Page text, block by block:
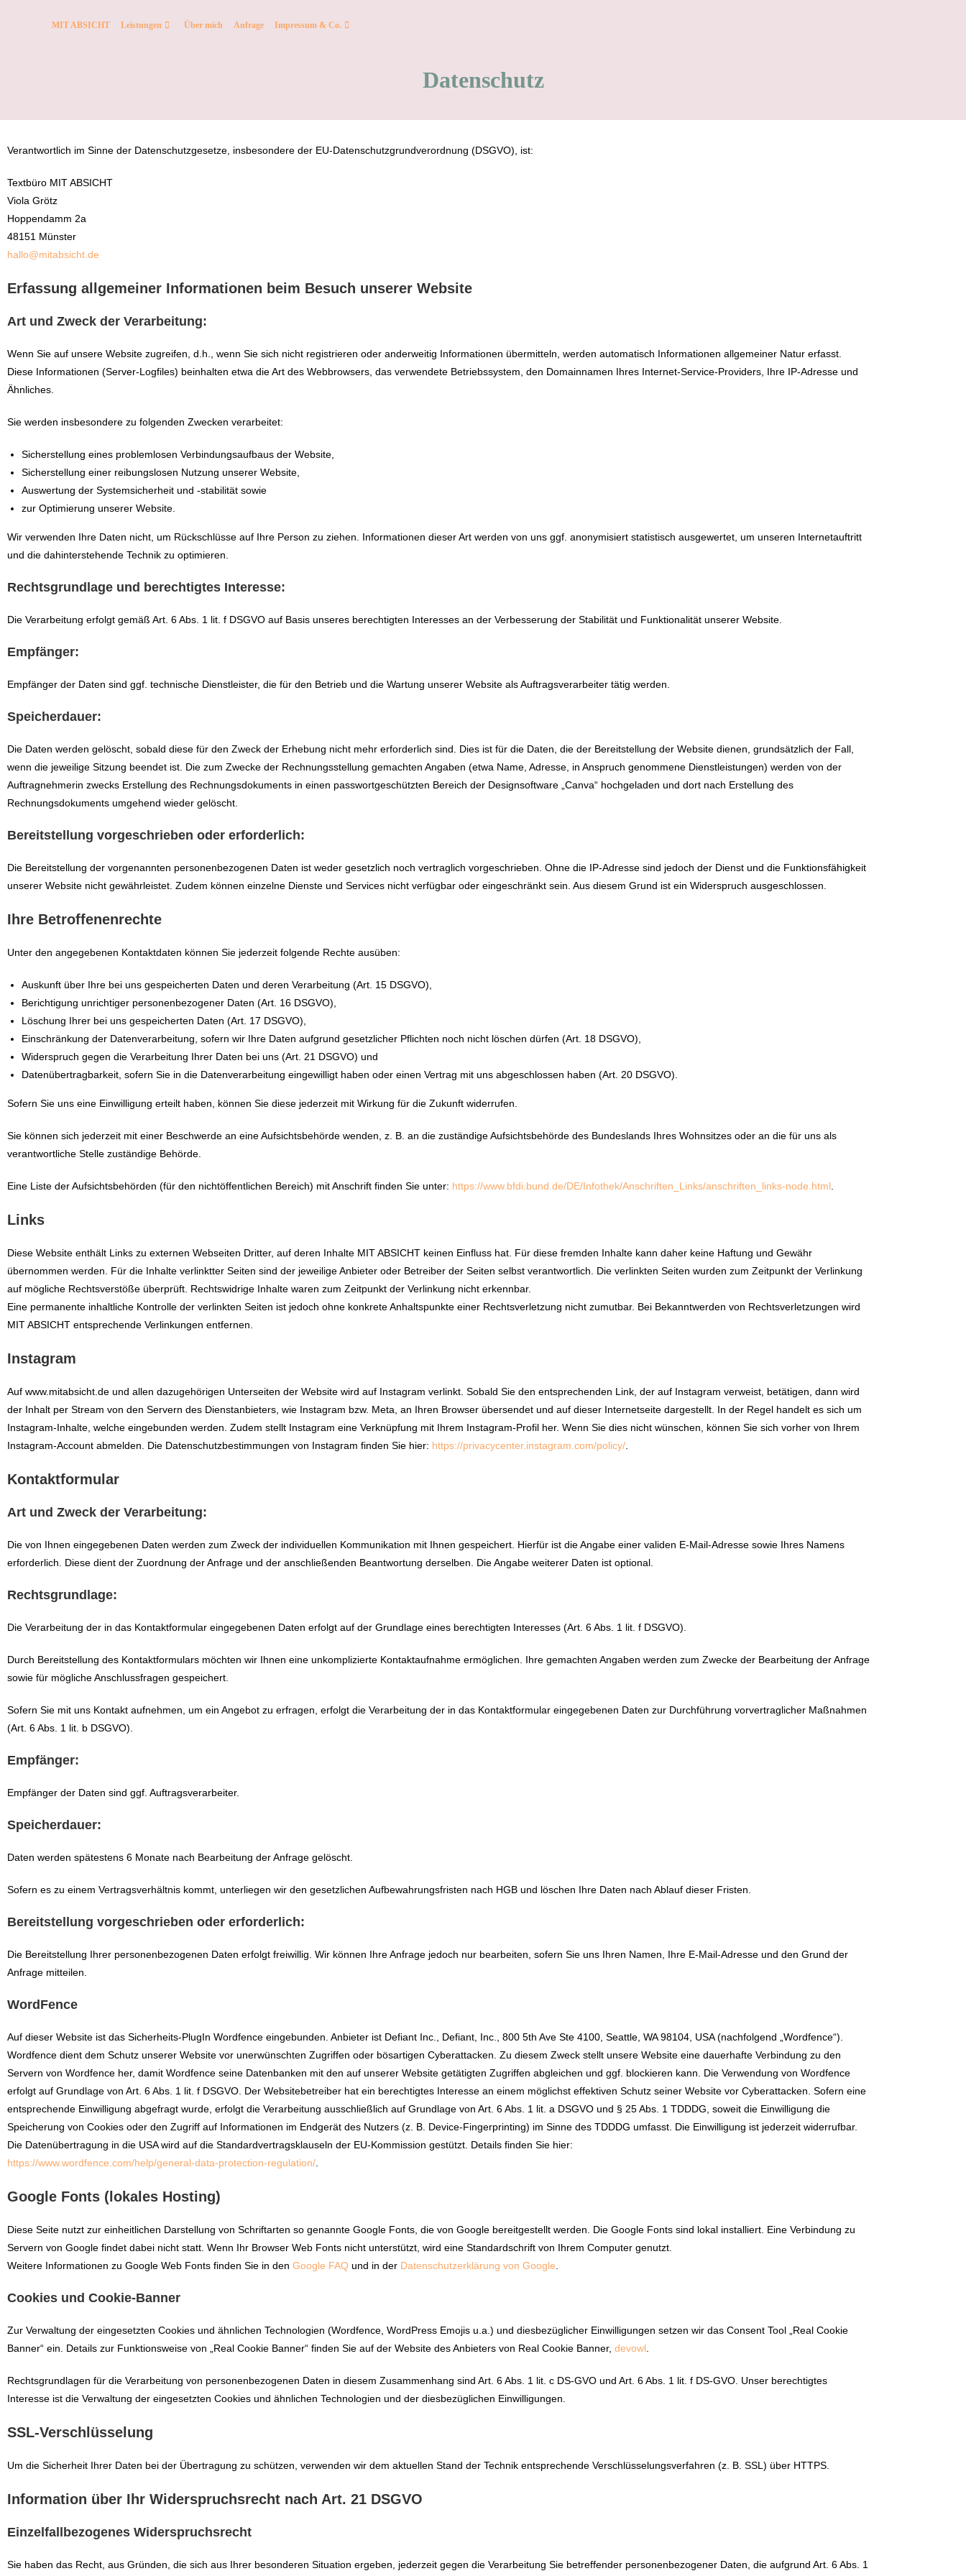
MIT ABSICHT Leistungen Über mich Anfrage Impressum & Co.
Datenschutz
Verantwortlich im Sinne der Datenschutzgesetze, insbesondere der EU-Datenschutzgrundverordnung (DSGVO), ist:
Textbüro MIT ABSICHT
Viola Grötz
Hoppendamm 2a
48151 Münster
hallo@mitabsicht.de
Erfassung allgemeiner Informationen beim Besuch unserer Website
Art und Zweck der Verarbeitung:
Wenn Sie auf unsere Website zugreifen, d.h., wenn Sie sich nicht registrieren oder anderweitig Informationen übermitteln, werden automatisch Informationen allgemeiner Natur erfasst.
Diese Informationen (Server-Logfiles) beinhalten etwa die Art des Webbrowsers, das verwendete Betriebssystem, den Domainnamen Ihres Internet-Service-Providers, Ihre IP-Adresse und
Ähnliches.
Sie werden insbesondere zu folgenden Zwecken verarbeitet:
Sicherstellung eines problemlosen Verbindungsaufbaus der Website,
Sicherstellung einer reibungslosen Nutzung unserer Website,
Auswertung der Systemsicherheit und -stabilität sowie
zur Optimierung unserer Website.
Wir verwenden Ihre Daten nicht, um Rückschlüsse auf Ihre Person zu ziehen. Informationen dieser Art werden von uns ggf. anonymisiert statistisch ausgewertet, um unseren Internetauftritt
und die dahinterstehende Technik zu optimieren.
Rechtsgrundlage und berechtigtes Interesse:
Die Verarbeitung erfolgt gemäß Art. 6 Abs. 1 lit. f DSGVO auf Basis unseres berechtigten Interesses an der Verbesserung der Stabilität und Funktionalität unserer Website.
Empfänger:
Empfänger der Daten sind ggf. technische Dienstleister, die für den Betrieb und die Wartung unserer Website als Auftragsverarbeiter tätig werden.
Speicherdauer:
Die Daten werden gelöscht, sobald diese für den Zweck der Erhebung nicht mehr erforderlich sind. Dies ist für die Daten, die der Bereitstellung der Website dienen, grundsätzlich der Fall,
wenn die jeweilige Sitzung beendet ist. Die zum Zwecke der Rechnungsstellung gemachten Angaben (etwa Name, Adresse, in Anspruch genommene Dienstleistungen) werden von der
Auftragnehmerin zwecks Erstellung des Rechnungsdokuments in einen passwortgeschützten Bereich der Designsoftware „Canva“ hochgeladen und dort nach Erstellung des
Rechnungsdokuments umgehend wieder gelöscht.
Bereitstellung vorgeschrieben oder erforderlich:
Die Bereitstellung der vorgenannten personenbezogenen Daten ist weder gesetzlich noch vertraglich vorgeschrieben. Ohne die IP-Adresse sind jedoch der Dienst und die Funktionsfähigkeit
unserer Website nicht gewährleistet. Zudem können einzelne Dienste und Services nicht verfügbar oder eingeschränkt sein. Aus diesem Grund ist ein Widerspruch ausgeschlossen.
Ihre Betroffenenrechte
Unter den angegebenen Kontaktdaten können Sie jederzeit folgende Rechte ausüben:
Auskunft über Ihre bei uns gespeicherten Daten und deren Verarbeitung (Art. 15 DSGVO),
Berichtigung unrichtiger personenbezogener Daten (Art. 16 DSGVO),
Löschung Ihrer bei uns gespeicherten Daten (Art. 17 DSGVO),
Einschränkung der Datenverarbeitung, sofern wir Ihre Daten aufgrund gesetzlicher Pflichten noch nicht löschen dürfen (Art. 18 DSGVO),
Widerspruch gegen die Verarbeitung Ihrer Daten bei uns (Art. 21 DSGVO) und
Datenübertragbarkeit, sofern Sie in die Datenverarbeitung eingewilligt haben oder einen Vertrag mit uns abgeschlossen haben (Art. 20 DSGVO).
Sofern Sie uns eine Einwilligung erteilt haben, können Sie diese jederzeit mit Wirkung für die Zukunft widerrufen.
Sie können sich jederzeit mit einer Beschwerde an eine Aufsichtsbehörde wenden, z. B. an die zuständige Aufsichtsbehörde des Bundeslands Ihres Wohnsitzes oder an die für uns als
verantwortliche Stelle zuständige Behörde.
Eine Liste der Aufsichtsbehörden (für den nichtöffentlichen Bereich) mit Anschrift finden Sie unter: https://www.bfdi.bund.de/DE/Infothek/Anschriften_Links/anschriften_links-node.html
Links
Diese Website enthält Links zu externen Webseiten Dritter, auf deren Inhalte MIT ABSICHT keinen Einfluss hat. Für diese fremden Inhalte kann daher keine Haftung und Gewähr
übernommen werden. Für die Inhalte verlinktter Seiten sind der jeweilige Anbieter oder Betreiber der Seiten selbst verantwortlich. Die verlinkten Seiten wurden zum Zeitpunkt der Verlinkung
auf mögliche Rechtsverstöße überprüft. Rechtswidrige Inhalte waren zum Zeitpunkt der Verlinkung nicht erkennbar.
Eine permanente inhaltliche Kontrolle der verlinkten Seiten ist jedoch ohne konkrete Anhaltspunkte einer Rechtsverletzung nicht zumutbar. Bei Bekanntwerden von Rechtsverletzungen wird
MIT ABSICHT entsprechende Verlinkungen entfernen.
Instagram
Auf www.mitabsicht.de und allen dazugehörigen Unterseiten der Website wird auf Instagram verlinkt. Sobald Sie den entsprechenden Link, der auf Instagram verweist, betätigen, dann wird
der Inhalt per Stream von den Servern des Dienstanbieters, wie Instagram bzw. Meta, an Ihren Browser übersendet und auf dieser Internetseite dargestellt. In der Regel handelt es sich um
Instagram-Inhalte, welche eingebunden werden. Zudem stellt Instagram eine Verknüpfung mit Ihrem Instagram-Profil her. Wenn Sie dies nicht wünschen, können Sie sich vorher von Ihrem
Instagram-Account abmelden. Die Datenschutzbestimmungen von Instagram finden Sie hier: https://privacycenter.instagram.com/policy/
Kontaktformular
Art und Zweck der Verarbeitung:
Die von Ihnen eingegebenen Daten werden zum Zweck der individuellen Kommunikation mit Ihnen gespeichert. Hierfür ist die Angabe einer validen E-Mail-Adresse sowie Ihres Namens
erforderlich. Diese dient der Zuordnung der Anfrage und der anschließenden Beantwortung derselben. Die Angabe weiterer Daten ist optional.
Rechtsgrundlage:
Die Verarbeitung der in das Kontaktformular eingegebenen Daten erfolgt auf der Grundlage eines berechtigten Interesses (Art. 6 Abs. 1 lit. f DSGVO).
Durch Bereitstellung des Kontaktformulars möchten wir Ihnen eine unkomplizierte Kontaktaufnahme ermöglichen. Ihre gemachten Angaben werden zum Zwecke der Bearbeitung der Anfrage
sowie für mögliche Anschlussfragen gespeichert.
Sofern Sie mit uns Kontakt aufnehmen, um ein Angebot zu erfragen, erfolgt die Verarbeitung der in das Kontaktformular eingegebenen Daten zur Durchführung vorvertraglicher Maßnahmen
(Art. 6 Abs. 1 lit. b DSGVO).
Empfänger:
Empfänger der Daten sind ggf. Auftragsverarbeiter.
Speicherdauer:
Daten werden spätestens 6 Monate nach Bearbeitung der Anfrage gelöscht.
Sofern es zu einem Vertragsverhältnis kommt, unterliegen wir den gesetzlichen Aufbewahrungsfristen nach HGB und löschen Ihre Daten nach Ablauf dieser Fristen.
Bereitstellung vorgeschrieben oder erforderlich:
Die Bereitstellung Ihrer personenbezogenen Daten erfolgt freiwillig. Wir können Ihre Anfrage jedoch nur bearbeiten, sofern Sie uns Ihren Namen, Ihre E-Mail-Adresse und den Grund der
Anfrage mitteilen.
WordFence
Auf dieser Website ist das Sicherheits-PlugIn Wordfence eingebunden. Anbieter ist Defiant Inc., Defiant, Inc., 800 5th Ave Ste 4100, Seattle, WA 98104, USA (nachfolgend „Wordfence“).
Wordfence dient dem Schutz unserer Website vor unerwünschten Zugriffen oder bösartigen Cyberattacken. Zu diesem Zweck stellt unsere Website eine dauerhafte Verbindung zu den
Servern von Wordfence her, damit Wordfence seine Datenbanken mit den auf unserer Website getätigten Zugriffen abgleichen und ggf. blockieren kann. Die Verwendung von Wordfence
erfolgt auf Grundlage von Art. 6 Abs. 1 lit. f DSGVO. Der Websitebetreiber hat ein berechtigtes Interesse an einem möglichst effektiven Schutz seiner Website vor Cyberattacken. Sofern eine
entsprechende Einwilligung abgefragt wurde, erfolgt die Verarbeitung ausschließlich auf Grundlage von Art. 6 Abs. 1 lit. a DSGVO und § 25 Abs. 1 TDDDG, soweit die Einwilligung die
Speicherung von Cookies oder den Zugriff auf Informationen im Endgerät des Nutzers (z. B. Device-Fingerprinting) im Sinne des TDDDG umfasst. Die Einwilligung ist jederzeit widerrufbar.
Die Datenübertragung in die USA wird auf die Standardvertragsklauseln der EU-Kommission gestützt. Details finden Sie hier:
https://www.wordfence.com/help/general-data-protection-regulation/
Google Fonts (lokales Hosting)
Diese Seite nutzt zur einheitlichen Darstellung von Schriftarten so genannte Google Fonts, die von Google bereitgestellt werden. Die Google Fonts sind lokal installiert. Eine Verbindung zu
Servern von Google findet dabei nicht statt. Wenn Ihr Browser Web Fonts nicht unterstützt, wird eine Standardschrift von Ihrem Computer genutzt.
Weitere Informationen zu Google Web Fonts finden Sie in den Google FAQ und in der Datenschutzerklärung von Google
Cookies und Cookie-Banner
Zur Verwaltung der eingesetzten Cookies und ähnlichen Technologien (Wordfence, WordPress Emojis u.a.) und diesbezüglicher Einwilligungen setzen wir das Consent Tool „Real Cookie
Banner“ ein. Details zur Funktionsweise von „Real Cookie Banner“ finden Sie auf der Website des Anbieters von Real Cookie Banner, devowl
Rechtsgrundlagen für die Verarbeitung von personenbezogenen Daten in diesem Zusammenhang sind Art. 6 Abs. 1 lit. c DS-GVO und Art. 6 Abs. 1 lit. f DS-GVO. Unser berechtigtes
Interesse ist die Verwaltung der eingesetzten Cookies und ähnlichen Technologien und der diesbezüglichen Einwilligungen.
SSL-Verschlüsselung
Um die Sicherheit Ihrer Daten bei der Übertragung zu schützen, verwenden wir dem aktuellen Stand der Technik entsprechende Verschlüsselungsverfahren (z. B. SSL) über HTTPS.
Information über Ihr Widerspruchsrecht nach Art. 21 DSGVO
Einzelfallbezogenes Widerspruchsrecht
Sie haben das Recht, aus Gründen, die sich aus Ihrer besonderen Situation ergeben, jederzeit gegen die Verarbeitung Sie betreffender personenbezogener Daten, die aufgrund Art. 6 Abs. 1